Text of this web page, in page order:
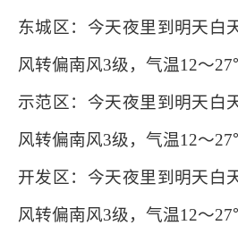
东城区：今天夜里到明天白
风转偏南风3级，气温12～
示范区：今天夜里到明天白
风转偏南风3级，气温12～
开发区：今天夜里到明天白
风转偏南风3级，气温12～